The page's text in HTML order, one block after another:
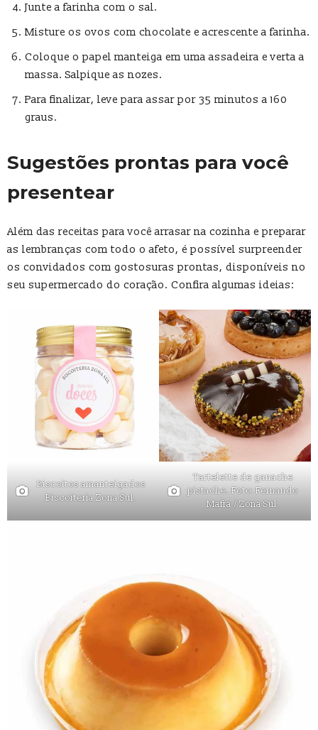
Junte a farinha com o sal.
Misture os ovos com chocolate e acrescente a farinha.
Coloque o papel manteiga em uma assadeira e verta a
massa. Salpique as nozes.
Para finalizar, leve para assar por 35 minutos a 160
graus.
Sugestões prontas para você
presentear
Além das receitas para você arrasar na cozinha e preparar
as lembranças com todo o afeto, é possível surpreender
os convidados com gostosuras prontas, disponíveis no
seu supermercado do coração. Confira algumas ideias:
Biscoitos amanteigados
Biscoiteria Zona Sul.
Tartelette de ganache
pistache. Foto: Fernando
Mafra / Zona Sul.